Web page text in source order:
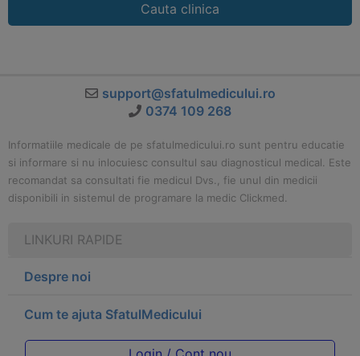
Cauta clinica
support@sfatulmedicului.ro
0374 109 268
Informatiile medicale de pe sfatulmedicului.ro sunt pentru educatie
si informare si nu inlocuiesc consultul sau diagnosticul medical. Este
recomandat sa consultati fie medicul Dvs., fie unul din medicii
disponibili in sistemul de programare la medic Clickmed.
LINKURI RAPIDE
Despre noi
Cum te ajuta SfatulMedicului